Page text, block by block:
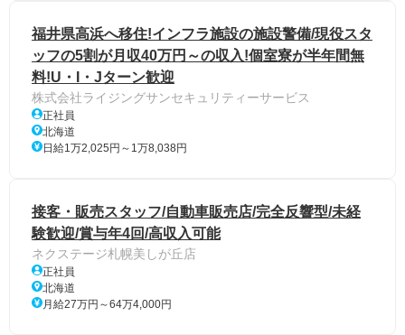
福井県高浜へ移住!インフラ施設の施設警備/現役スタ
ッフの5割が月収40万円～の収入!個室寮が半年間無
料!U・I・Jターン歓迎
株式会社ライジングサンセキュリティーサービス
正社員
北海道
日給1万2,025円～1万8,038円
接客・販売スタッフ/自動車販売店/完全反響型/未経
験歓迎/賞与年4回/高収入可能
ネクステージ札幌美しが丘店
正社員
北海道
月給27万円～64万4,000円